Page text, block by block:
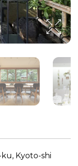
Kyoto-shi